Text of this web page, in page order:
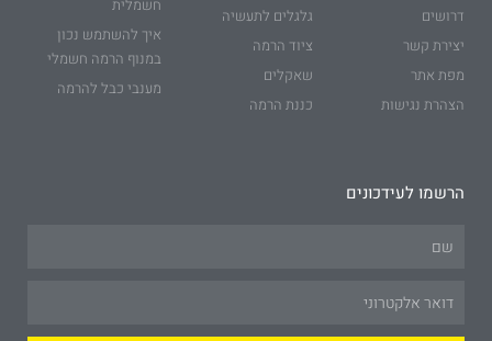
דרושים
יצירת קשר
מפת אתר
הצהרת נגישות
גלגלים לתעשיה
ציוד הרמה
שאקלים
כננת הרמה
חשמלית
איך להשתמש נכון
במנוף הרמה חשמלי
מענבי כבל להרמה
הרשמו לעידכונים